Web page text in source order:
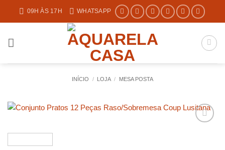
09H ÀS 17H WHATSAPP
INÍCIO / LOJA / MESA POSTA